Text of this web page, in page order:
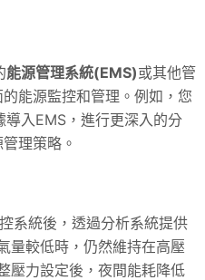
能源管理系統(EMS)或其他管
能源監控和管理。例如，您
入EMS，進行更深入的分
理策略。
系統後，透過分析系統提供
量較低時，仍然維持在高壓
壓力設定後，夜間能耗降低